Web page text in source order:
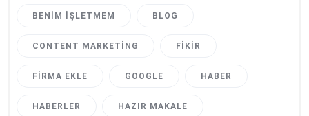
BENIM İŞLETMEM BLOG
CONTENT MARKETING FIKIR
FIRMA EKLE GOOGLE HABER
HABERLER HAZIR MAKALE